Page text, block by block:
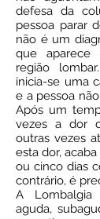
defesa da
pessoa parar
não é um
que
região
inicia-se uma
e a pessoa
Após um
vezes a dor
outras vezes
esta dor,
ou cinco dias
contrário, é
A
aguda,